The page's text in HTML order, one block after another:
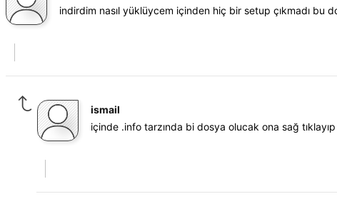
indirdim nasıl yüklüycem içinden hiç bir setup çıkmadı bu
ismail
içinde .info tarzında bi dosya olucak ona sağ